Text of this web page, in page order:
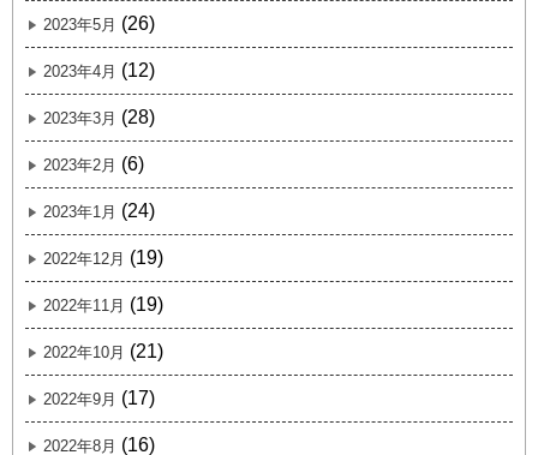
2023年5月 (26)
2023年4月 (12)
2023年3月 (28)
2023年2月 (6)
2023年1月 (24)
2022年12月 (19)
2022年11月 (19)
2022年10月 (21)
2022年9月 (17)
2022年8月 (16)